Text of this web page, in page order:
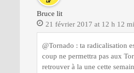
Bruce lit
21 février 2017 at 12 h 12
@Tornado : ta radicalisation
coup ne permettra pas aux
retrouver à la une cette